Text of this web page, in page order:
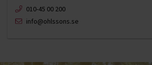
010-45 00 200​
info@ohlssons.se